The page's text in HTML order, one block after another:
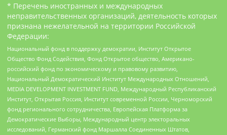
* Перечень иностранных и международных
неправительственных организаций, деятельность которых
признана нежелательной на территории Российской
Федерации:
Национальный фонд в поддержку демократии, Институт Открытое
Общество Фонд Содействия, Фонд Открытое общество, Американо-
российский фонд по экономическому и правовому развитию,
Национальный Демократический Институт Международных Отношений,
MEDIA DEVELOPMENT INVESTMENT FUND, Международный Республиканский
Институт, Открытая Россия, Институт современной России, Черноморский
фонд регионального сотрудничества, Европейская Платформа за
Демократические Выборы, Международный центр электоральных
исследований, Германский фонд Маршалла Соединенных Штатов,